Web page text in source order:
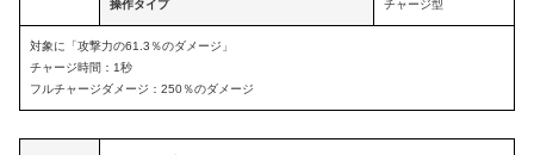
操作タイプ チャージ型
対象に「攻撃力の61.3％のダメージ」
チャージ時間：1秒
フルチャージダメージ：250％のダメージ